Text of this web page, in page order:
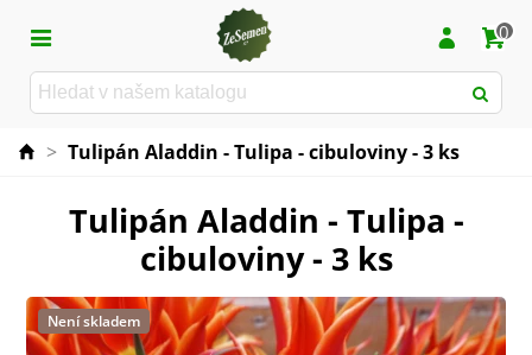
0
> Tulipán Aladdin - Tulipa - cibuloviny - 3 ks
Tulipán Aladdin - Tulipa -
cibuloviny - 3 ks
Není skladem